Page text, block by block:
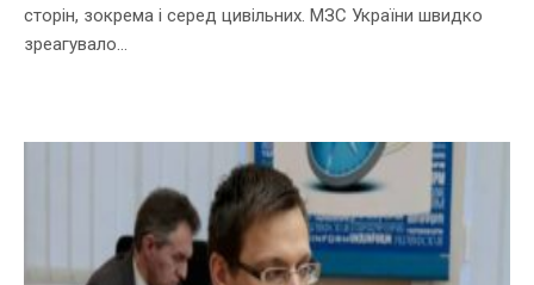
сторін, зокрема і серед цивільних. МЗС України швидко
зреагувало...